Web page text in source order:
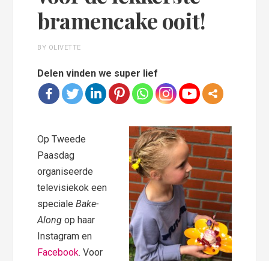
bramencake ooit!
BY OLIVETTE
Delen vinden we super lief
Op Tweede
Paasdag
organiseerde
televisiekok een
specialeBake-
Along op haar
Instagram en
Facebook. Voor